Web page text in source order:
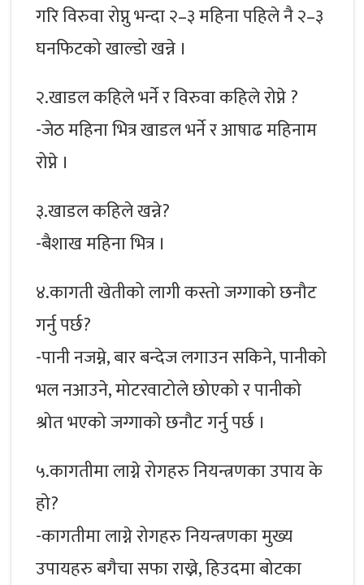
गरि विरुवा रोप्नु भन्दा २–३ महिना पहिले नै २–३
घनफिटको खाल्डो खन्ने ।
२.खाडल कहिले भर्ने र विरुवा कहिले रोप्ने ?
-जेठ महिना भित्र खाडल भर्ने र आषाढ महिनाम
रोप्ने ।
३.खाडल कहिले खन्ने?
-बैशाख महिना भित्र ।
४.कागती खेतीको लागी कस्तो जग्गाको छनौट
गर्नु पर्छ?
-पानी नजम्ने, बार बन्देज लगाउन सकिने, पानीको
भल नआउने, मोटरवाटोले छोएको र पानीको
श्रोत भएको जग्गाको छनौट गर्नु पर्छ ।
५.कागतीमा लाग्ने रोगहरु नियन्त्रणका उपाय के
हो?
-कागतीमा लाग्ने रोगहरु नियन्त्रणका मुख्य
उपायहरु बगैचा सफा राख्ने, हिउदमा बोटका